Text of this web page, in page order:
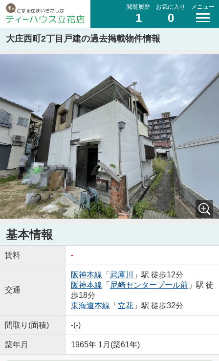
閲覧履歴
1
お気に入り
0
メニュー
大庄西町2丁目戸建の過去掲載物件情報
基本情報
賃料 -
交通
阪神本線 「 武庫川
」駅 徒歩12分
阪神本線 「 尼崎センタープール前」駅 徒
歩18分
東海道本線 「 立花」駅 徒歩32分
間取り(面積) -(-)
築年月 1965年 1月(築61年)